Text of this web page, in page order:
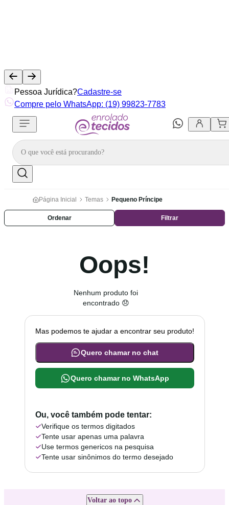
Pessoa Jurídica?Cadastre-se
Compre pelo WhatsApp: (19) 99823-7783
Página Inicial Temas Pequeno Príncipe
Ordenar Filtrar
Oops!
Nenhum produto foi
encontrado 😞
Mas podemos te ajudar a encontrar seu produto!
Quero chamar no chat
Quero chamar no WhatsApp
Ou, você também pode tentar:
Verifique os termos digitados
Tente usar apenas uma palavra
Use termos genericos na pesquisa
Tente usar sinônimos do termo desejado
Voltar ao topo